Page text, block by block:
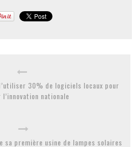
30% de logiciels locaux pour
nationale
sa première usine de lampes solaires